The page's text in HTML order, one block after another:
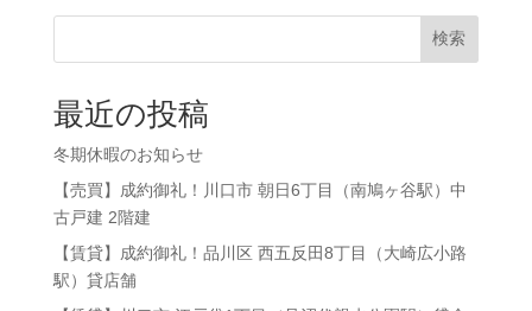
検索
最近の投稿
冬期休暇のお知らせ
【売買】成約御礼！川口市 朝日6丁目（南鳩ヶ谷駅）中
古戸建 2階建
【賃貸】成約御礼！品川区 ⻄五反田8丁目（大崎広小路
駅）貸店舗